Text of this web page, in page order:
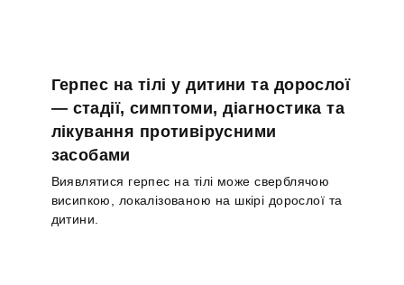
Герпес на тілі у дитини та дорослої
— стадії, симптоми, діагностика та
лікування противірусними
засобами
Виявлятися герпес на тілі може сверблячою
висипкою, локалізованою на шкірі дорослої та
дитини.